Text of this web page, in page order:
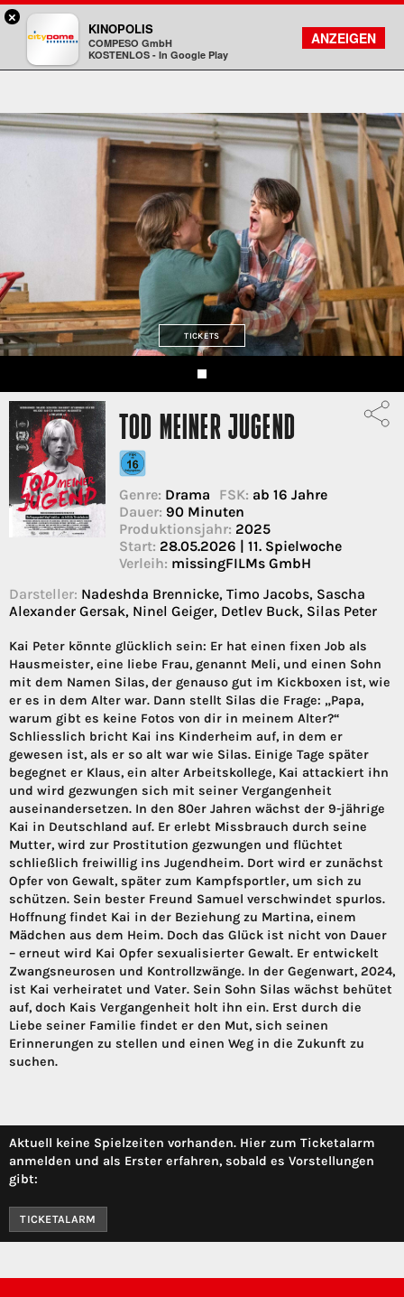
Kinopolis
FILMSUCHE
KONTO
TICKETS
TOD MEINER JUGEND
Genre: Drama FSK: ab 16 Jahre
Dauer: 90 Minuten
Produktionsjahr: 2025
Start: 28.05.2026 | 11. Spielwoche
Verleih: missingFILMs GmbH
Darsteller: Nadeshda Brennicke, Timo Jacobs, Sascha
Alexander Gersak, Ninel Geiger, Detlev Buck, Silas Peter
Kai Peter könnte glücklich sein: Er hat einen fixen Job als
Hausmeister, eine liebe Frau, genannt Meli, und einen Sohn
mit dem Namen Silas, der genauso gut im Kickboxen ist, wie
er es in dem Alter war. Dann stellt Silas die Frage: „Papa,
warum gibt es keine Fotos von dir in meinem Alter?“
Schliesslich bricht Kai ins Kinderheim auf, in dem er
gewesen ist, als er so alt war wie Silas. Einige Tage später
begegnet er Klaus, ein alter Arbeitskollege, Kai attackiert ihn
und wird gezwungen sich mit seiner Vergangenheit
auseinandersetzen. In den 80er Jahren wächst der 9-jährige
Kai in Deutschland auf. Er erlebt Missbrauch durch seine
Mutter, wird zur Prostitution gezwungen und flüchtet
schließlich freiwillig ins Jugendheim. Dort wird er zunächst
Opfer von Gewalt, später zum Kampfsportler, um sich zu
schützen. Sein bester Freund Samuel verschwindet spurlos.
Hoffnung findet Kai in der Beziehung zu Martina, einem
Mädchen aus dem Heim. Doch das Glück ist nicht von Dauer
– erneut wird Kai Opfer sexualisierter Gewalt. Er entwickelt
Zwangsneurosen und Kontrollzwänge. In der Gegenwart, 2024,
ist Kai verheiratet und Vater. Sein Sohn Silas wächst behütet
auf, doch Kais Vergangenheit holt ihn ein. Erst durch die
Liebe seiner Familie findet er den Mut, sich seinen
Erinnerungen zu stellen und einen Weg in die Zukunft zu
suchen.
Aktuell keine Spielzeiten vorhanden. Hier zum Ticketalarm
anmelden und als Erster erfahren, sobald es Vorstellungen
gibt:
TICKETALARM
×
KINOPOLIS
COMPESO GmbH
KOSTENLOS - In Google Play
ANZEIGEN